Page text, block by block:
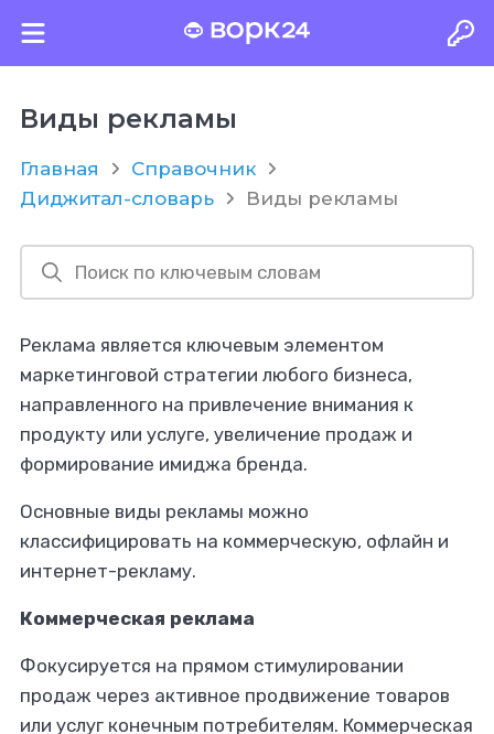
Виды рекламы
Главная
Справочник
Диджитал-словарь
Виды рекламы
Реклама является ключевым элементом
маркетинговой стратегии любого бизнеса,
направленного на привлечение внимания к
продукту или услуге, увеличение продаж и
формирование имиджа бренда.
Основные виды рекламы можно
классифицировать на коммерческую, офлайн и
интернет-рекламу.
Коммерческая реклама
Фокусируется на прямом стимулировании
продаж через активное продвижение товаров
или услуг конечным потребителям. Коммерческая